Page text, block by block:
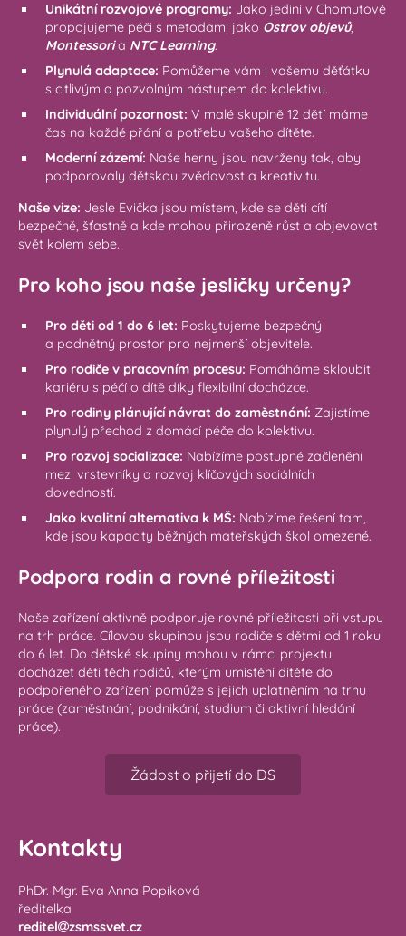
Unikátní rozvojové programy: Jako jediní v Chomutově
propojujeme péči s metodami jako Ostrov objevů,
Montessoria NTC Learning.
Plynulá adaptace: Pomůžeme vám i vašemu děťátku
s citlivým a pozvolným nástupem do kolektivu.
Individuální pozornost: V malé skupině 12 dětí máme
čas na každé přání a potřebu vašeho dítěte.
Moderní zázemí: Naše herny jsou navrženy tak, aby
podporovaly dětskou zvědavost a kreativitu.
Naše vize: Jesle Evička jsou místem, kde se děti cítí
bezpečně, šťastně a kde mohou přirozeně růst a objevovat
svět kolem sebe.
Pro koho jsou naše jesličky určeny?
Pro děti od 1 do 6 let: Poskytujeme bezpečný
a podnětný prostor pro nejmenší objevitele.
Pro rodiče v pracovním procesu: Pomáháme skloubit
kariéru s péčí o dítě díky flexibilní docházce.
Pro rodiny plánující návrat do zaměstnání: Zajistíme
plynulý přechod z domácí péče do kolektivu.
Pro rozvoj socializace: Nabízíme postupné začlenění
mezi vrstevníky a rozvoj klíčových sociálních
dovedností.
Jako kvalitní alternativa k MŠ: Nabízíme řešení tam,
kde jsou kapacity běžných mateřských škol omezené.
Podpora rodin a rovné příležitosti
Naše zařízení aktivně podporuje rovné příležitosti při vstupu
na trh práce. Cílovou skupinou jsou rodiče s dětmi od 1 roku
do 6 let. Do dětské skupiny mohou v rámci projektu
docházet děti těch rodičů, kterým umístění dítěte do
podpořeného zařízení pomůže s jejich uplatněním na trhu
práce (zaměstnání, podnikání, studium či aktivní hledání
práce).
Žádost o přijetí do DS
Kontakty
PhDr. Mgr. Eva Anna Popíková
ředitelka
reditel
zsmssvet.cz